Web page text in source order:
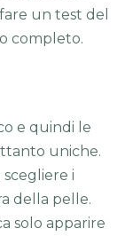
un test del
completo.
e quindi le
uniche.
i
della pelle.
solo apparire